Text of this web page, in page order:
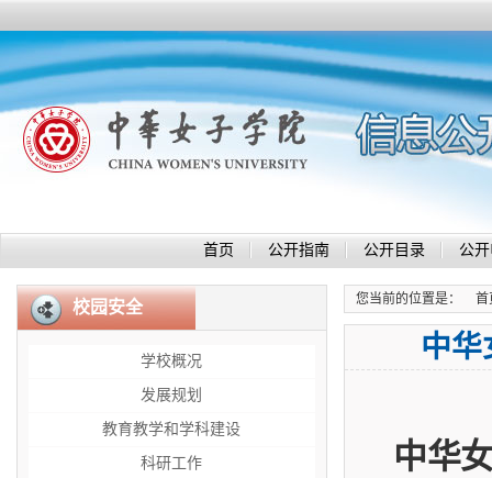
首页 公开指南 公开目录 公
校园安全
学校概况
发展规划
教育教学和学科建设
科研工作
您当前的位置是： 首
中华
中华